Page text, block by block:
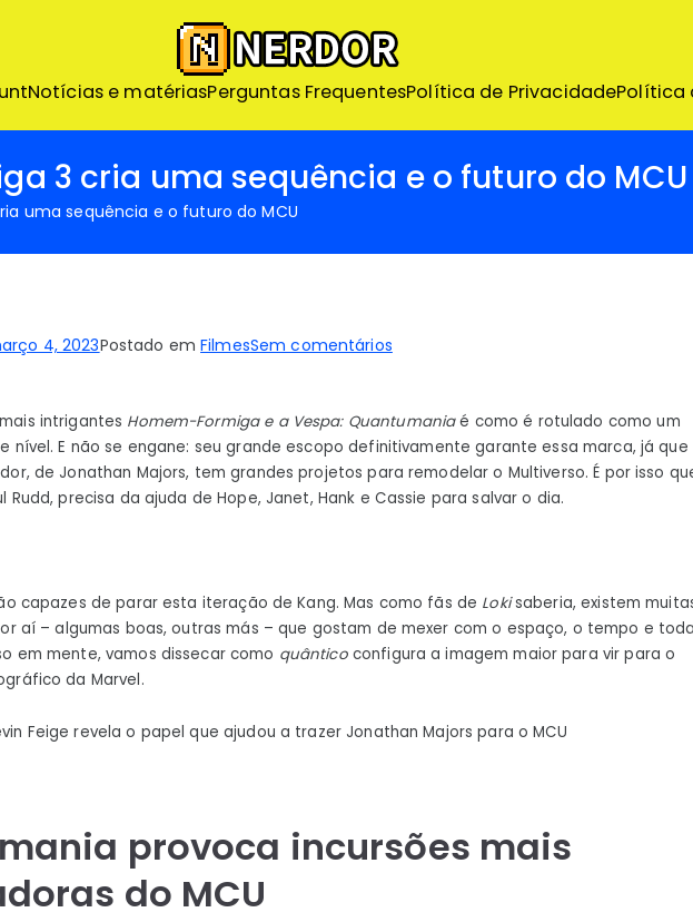
Nerdor – Nerd ao Extremo
Nerdor - A maior loja Nerd
Notícias e matériasPerguntas FrequentesPolítica de PrivacidadePolítica
3 cria uma sequência e o futuro do MCU
uma sequência e o futuro do MCU
4, 2023Postado emFilmesSem comentáriosem
Homem-
Formiga
3
e
o
futuro
intrigantes Homem-Formiga e a Vespa: Quantumaniaé como é rotulado como um
nível. E não se engane: seu grande escopo definitivamente garante essa marca, já que
de Jonathan Majors, tem grandes projetos para remodelar o Multiverso. É por isso
Rudd, precisa da ajuda de Hope, Janet, Hank e Cassie para salvar o dia.
capazes de parar esta iteração de Kang. Mas como fãs de Lokisaberia, existem
aí – algumas boas, outras más – que gostam de mexer com o espaço, o tempo e
em mente, vamos dissecar como quânticoconfigura a imagem maior para vir para o
da Marvel.
Feige revela o papel que ajudou a trazer Jonathan Majors para o MCU
provoca incursões mais
do MCU